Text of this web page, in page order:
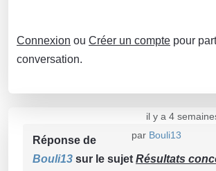
Connexion ou Créer un compte pour
conversation.
il y a 4
par Bouli13
Réponse de
Bouli13 sur le sujet Résultats